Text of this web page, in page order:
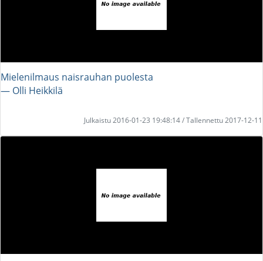
Mielenilmaus naisrauhan puolesta
― Olli Heikkilä
Julkaistu 2016-01-23 19:48:14 / Tallennettu 2017-12-11